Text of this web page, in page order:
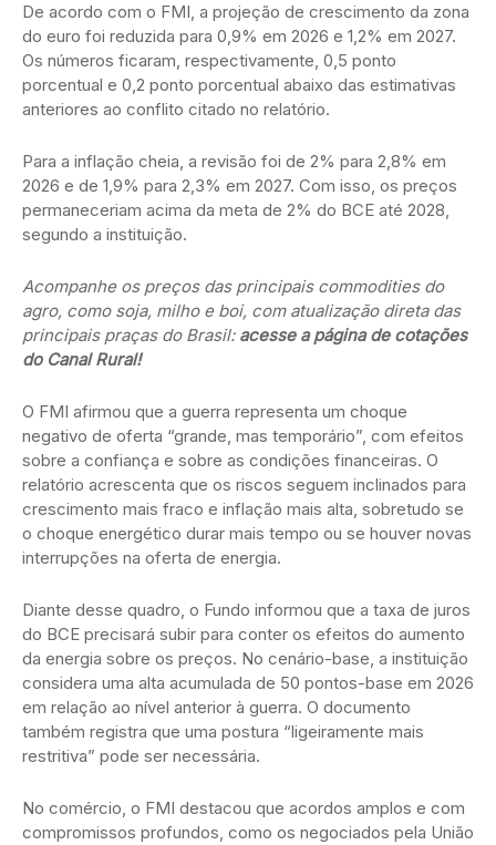
De acordo com o FMI, a projeção de crescimento da zona
do euro foi reduzida para 0,9% em 2026 e 1,2% em 2027.
Os números ficaram, respectivamente, 0,5 ponto
porcentual e 0,2 ponto porcentual abaixo das estimativas
anteriores ao conflito citado no relatório.
Para a inflação cheia, a revisão foi de 2% para 2,8% em
2026 e de 1,9% para 2,3% em 2027. Com isso, os preços
permaneceriam acima da meta de 2% do BCE até 2028,
segundo a instituição.
Acompanhe os preços das principais commodities do
agro, como soja, milho e boi, com atualização direta das
principais praças do Brasil: acesse a página de cotações
do Canal Rural!
O FMI afirmou que a guerra representa um choque
negativo de oferta “grande, mas temporário”, com efeitos
sobre a confiança e sobre as condições financeiras. O
relatório acrescenta que os riscos seguem inclinados para
crescimento mais fraco e inflação mais alta, sobretudo se
o choque energético durar mais tempo ou se houver novas
interrupções na oferta de energia.
Diante desse quadro, o Fundo informou que a taxa de juros
do BCE precisará subir para conter os efeitos do aumento
da energia sobre os preços. No cenário-base, a instituição
considera uma alta acumulada de 50 pontos-base em 2026
em relação ao nível anterior à guerra. O documento
também registra que uma postura “ligeiramente mais
restritiva” pode ser necessária.
No comércio, o FMI destacou que acordos amplos e com
compromissos profundos, como os negociados pela União